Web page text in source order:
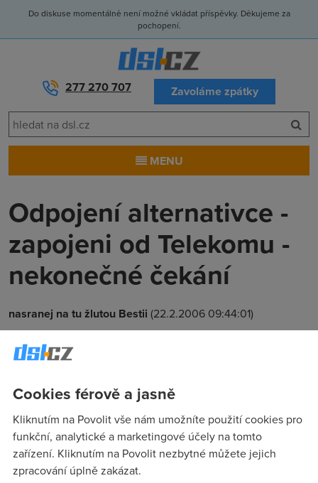
Do diskuse momentálně není možné vkládat příspěvky. Děkujeme za
pochopení.
277 270 707 Zavoláme zpátky
MENU
Odpojení alternativce -
zapojeni od Telekomu -
nekonečné čekání
nasranej na tu žlutou Bestii (22.2.2006 09:44:01)
dnesniho dne to telecom v systemu nezrusil,i kdyz je
druzi ? Ma nekdo radu jak to proštouchnout ? Ta jejich
infolinka a tech.podpora to je neco zoufalyho,tam mohly
misto tech lidi dat mentalni lidi nebo huluchoněmé osoby s
papouškem na rameni a efekt by byl uplne stejny,clovek tam
nic nevyresi,nechapu proc takovou furu zbytecnych lidi tam
plati,kdyby tech par stale stejnych vet dali na
Cookies férově a jasně
Kliknutím na Povolit vše nám umožníte použití cookies pro
funkční, analytické a marketingové účely na tomto
zařízení. Kliknutím na Povolit nezbytné můžete jejich
zpracování úplně zakázat.